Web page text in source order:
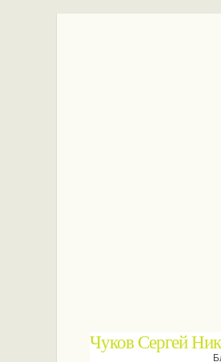
Чуков Сергей